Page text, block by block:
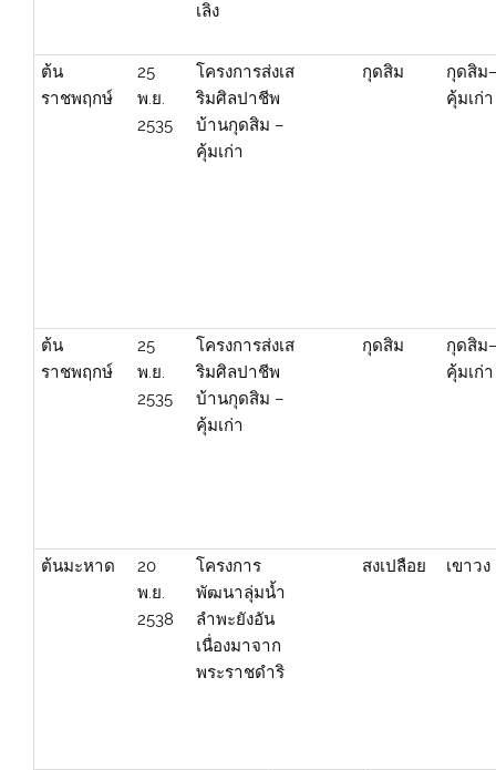
เลิง
ต้น
ราชพฤกษ์
25
พ.ย.
2535
โครงการส่งเส
ริมศิลปาชีพ
บ้านกุดสิม –
คุ้มเก่า
กุดสิม
กุดสิม
คุ้มเก่า
ต้น
ราชพฤกษ์
25
พ.ย.
2535
โครงการส่งเส
ริมศิลปาชีพ
บ้านกุดสิม –
คุ้มเก่า
กุดสิม
กุดสิม
คุ้มเก่า
ต้นมะหาด
20
พ.ย.
2538
โครงการ
พัฒนาลุ่มน้ำ
ลำพะยังอัน
เนื่องมาจาก
พระราชดำริ
สงเปลือย เขาวง